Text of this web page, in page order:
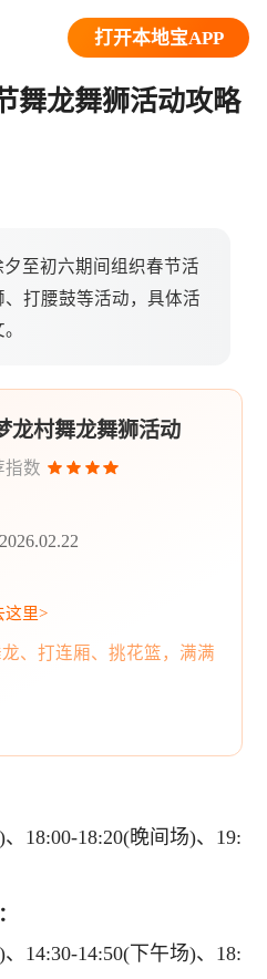
打开本地宝APP
舞龙舞狮活动攻略
至初六期间组织春节活
打腰鼓等活动，具体活
龙村舞龙舞狮活动
指数
这里>
、打连厢、挑花篮，满满
18:00-18:20(晚间场)、19:
14:30-14:50(下午场)、18: